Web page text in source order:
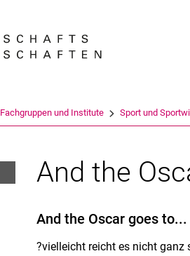
Fachgruppen und Institute Sport und
And the
And the Oscar goes to...
?vielleicht reicht es nicht ganz